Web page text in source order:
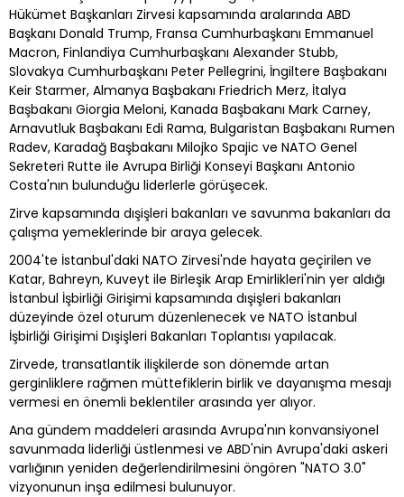
Hükümet Başkanları Zirvesi kapsamında aralarında ABD
Başkanı Donald Trump, Fransa Cumhurbaşkanı Emmanuel
Macron, Finlandiya Cumhurbaşkanı Alexander Stubb,
Slovakya Cumhurbaşkanı Peter Pellegrini, İngiltere Başbakanı
Keir Starmer, Almanya Başbakanı Friedrich Merz, İtalya
Başbakanı Giorgia Meloni, Kanada Başbakanı Mark Carney,
Arnavutluk Başbakanı Edi Rama, Bulgaristan Başbakanı Rumen
Radev, Karadağ Başbakanı Milojko Spajic ve NATO Genel
Sekreteri Rutte ile Avrupa Birliği Konseyi Başkanı Antonio
Costa'nın bulunduğu liderlerle görüşecek.
Zirve kapsamında dışişleri bakanları ve savunma bakanları da
çalışma yemeklerinde bir araya gelecek.
2004'te İstanbul'daki NATO Zirvesi'nde hayata geçirilen ve
Katar, Bahreyn, Kuveyt ile Birleşik Arap Emirlikleri'nin yer aldığı
İstanbul İşbirliği Girişimi kapsamında dışişleri bakanları
düzeyinde özel oturum düzenlenecek ve NATO İstanbul
İşbirliği Girişimi Dışişleri Bakanları Toplantısı yapılacak.
Zirvede, transatlantik ilişkilerde son dönemde artan
gerginliklere rağmen müttefiklerin birlik ve dayanışma mesajı
vermesi en önemli beklentiler arasında yer alıyor.
Ana gündem maddeleri arasında Avrupa'nın konvansiyonel
savunmada liderliği üstlenmesi ve ABD'nin Avrupa'daki askeri
varlığının yeniden değerlendirilmesini öngören "NATO 3.0"
vizyonunun inşa edilmesi bulunuyor.